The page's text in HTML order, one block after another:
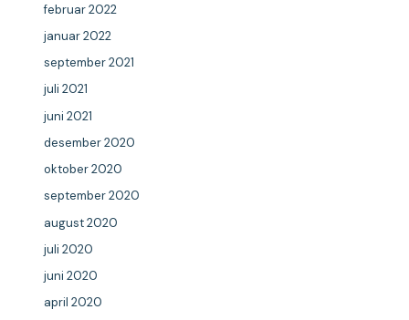
februar 2022
januar 2022
september 2021
juli 2021
juni 2021
desember 2020
oktober 2020
september 2020
august 2020
juli 2020
juni 2020
april 2020